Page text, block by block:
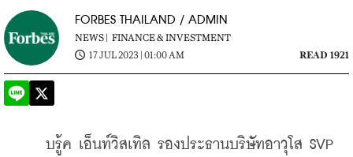
FORBES THAILAND / ADMIN
NEWS | FINANCE & INVESTMENT
17 JUL 2023 | 01:00 AM
READ 1921
บรู้ค เอ็นท์วิสเทิล รองประธานบริษัทอาวุโส SVP